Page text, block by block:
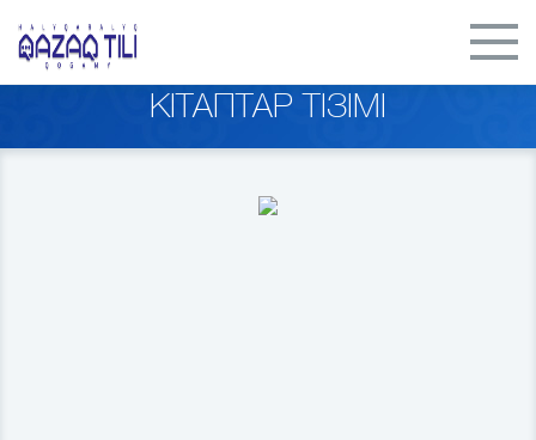
КІТАПТАР ТІЗІМІ